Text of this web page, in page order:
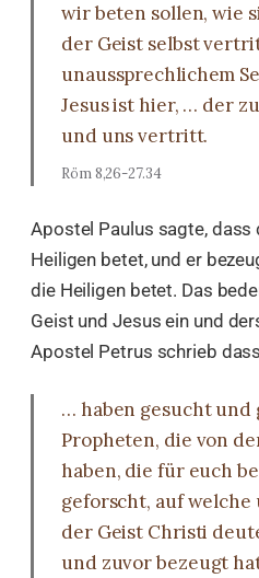
wir beten sollen, wie
der Geist selbst
unaussprechlichem
Jesus ist hier, … der
und uns vertritt.
Röm 8,26-27.34
Apostel Paulus sagte,
Heiligen betet, und er
die Heiligen betet. Das
Geist und Jesus ein und
Apostel Petrus schrieb
… haben gesucht und
Propheten, die von
haben, die für euch
geforscht, auf
der Geist Christi
und zuvor bezeugt